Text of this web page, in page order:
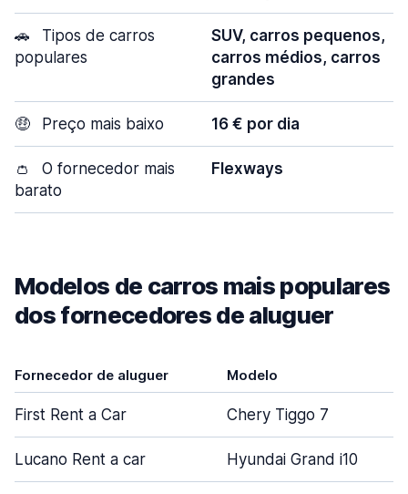
🚗
Tipos de carros
populares
SUV, carros pequenos,
carros médios, carros
grandes
🤑 Preço mais baixo 16 € por dia
👛
O fornecedor mais
barato
Flexways
Modelos de carros mais populares
dos fornecedores de aluguer
Fornecedor de aluguer Modelo
First Rent a Car Chery Tiggo 7
Lucano Rent a car Hyundai Grand i10